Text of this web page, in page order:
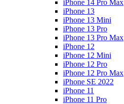
iPhone 14 Pro Max
iPhone 13
iPhone 13 Mini
iPhone 13 Pro
iPhone 13 Pro Max
iPhone 12
iPhone 12 Mini
iPhone 12 Pro
iPhone 12 Pro Max
iPhone SE 2022
iPhone 11
iPhone 11 Pro